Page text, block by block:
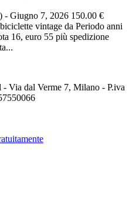
- Giugno 7, 2026 150.00 €
vintage da Periodo anni
16, euro 55 più spedizione
Via dal Verme 7, Milano - P.iva